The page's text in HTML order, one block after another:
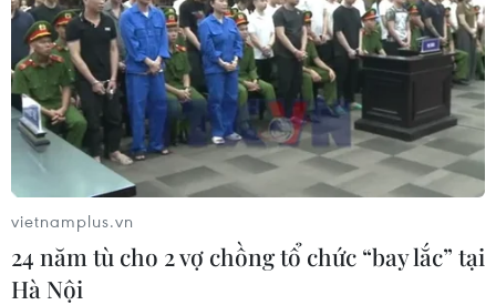
vietnamplus.vn
24 năm tù cho 2 vợ chồng tổ chức “bay lắc” tại
Hà Nội